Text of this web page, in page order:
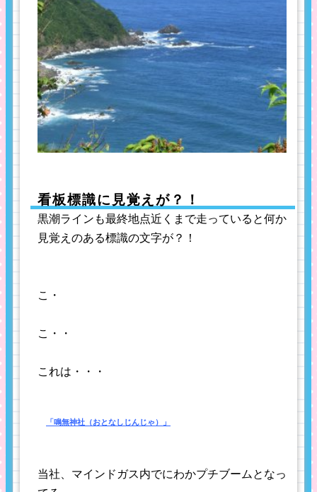
看板標識に見覚えが？！
黒潮ラインも最終地点近くまで走っていると何か
見覚えのある標識の文字が？！
こ・
こ・・
これは・・・
「鳴無神社（おとなしじんじゃ）」
当社、マインドガス内でにわかプチブームとなっ